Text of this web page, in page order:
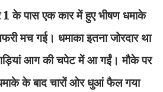
के पास एक कार में हुए भीषण धमाके
मच गई। धमाका इतना जोरदार था
आग की चपेट में आ गईं। मौके पर
के बाद चारों ओर धुआं फैल गया